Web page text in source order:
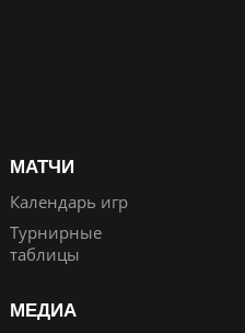
МЕДИА
МАТЧИ
Календарь игр
Турнирные
таблицы